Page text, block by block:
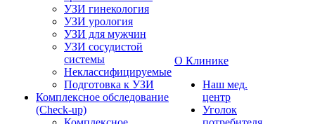
УЗИ гинекология
УЗИ урология
УЗИ для мужчин
УЗИ сосудистой
системы
Неклассифицируемые
Подготовка к УЗИ
Комплексное обследование
(Check-up)
О Клинике
Наш мед.
центр
Уголок